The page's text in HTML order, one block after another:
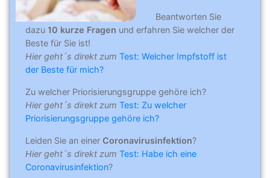
Beantworten Sie
dazu 10 kurze Fragen und erfahren Sie welcher der
Beste für Sie ist!
Hier geht´s direkt zum Test: Welcher Impfstoff ist
der Beste für mich?
Zu welcher Priorisierungsgruppe gehöre ich?
Hier geht´s direkt zum Test: Zu welcher
Priorisierungsgruppe gehöre ich?
Leiden Sie an einer Coronavirusinfektion?
Hier geht´s direkt zum Test: Habe ich eine
Coronavirusinfektion?